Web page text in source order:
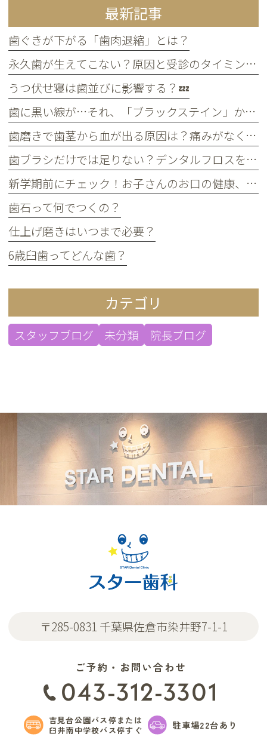
最新記事
歯ぐきが下がる「歯肉退縮」とは？
永久歯が生えてこない？原因と受診のタイミングについて
うつ伏せ寝は歯並びに影響する？💤
歯に黒い線が…それ、「ブラックステイン」かもしれません！
歯磨きで歯茎から血が出る原因は？痛みがなくても受診すべき判断基準
歯ブラシだけでは足りない？デンタルフロスを使うメリット
新学期前にチェック！お子さんのお口の健康、大丈夫？
歯石って何でつくの？
仕上げ磨きはいつまで必要？
6歳臼歯ってどんな歯？
カテゴリ
スタッフブログ 未分類 院長ブログ
〒285-0831 千葉県佐倉市染井野7-1-1
ご予約・お問い合わせ
043-312-3301
吉見台公園バス停または
臼井南中学校バス停すぐ
駐車場22台あり